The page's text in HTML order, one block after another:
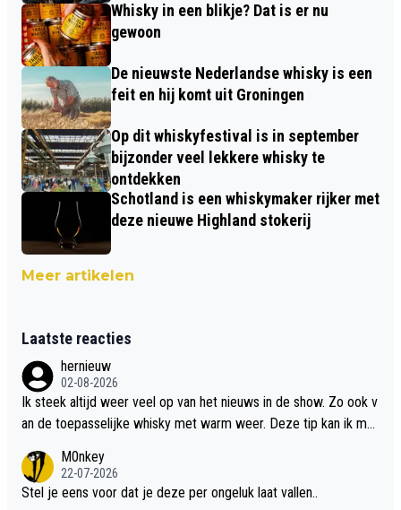
Whisky in een blikje? Dat is er nu
gewoon
De nieuwste Nederlandse whisky is een
feit en hij komt uit Groningen
Op dit whiskyfestival is in september
bijzonder veel lekkere whisky te
ontdekken
Schotland is een whiskymaker rijker met
deze nieuwe Highland stokerij
Meer artikelen
Laatste reacties
hernieuw
02-08-2026
Ik steek altijd weer veel op van het nieuws in de show. Zo ook v
an de toepasselijke whisky met warm weer. Deze tip kan ik met
M0nkey
22-07-2026
Stel je eens voor dat je deze per ongeluk laat vallen..